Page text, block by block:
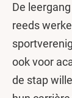
De
reeds
ook voor
de stap